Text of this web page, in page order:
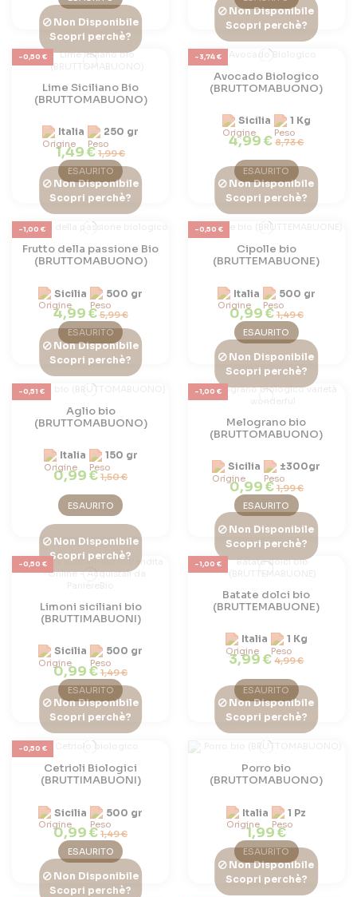
-0,50 €
Non Disponibile
Scopri perchè?
Lime Siciliano Bio
(BRUTTOMABUONO)
Italia 250 gr
1,49 €1,99 €
ESAURITO
-3,74 €
Non Disponibile
Scopri perchè?
Avocado Biologico
(BRUTTOMABUONO)
Sicilia 1 Kg
4,99 €8,73 €
ESAURITO
-1,00 €
Non Disponibile
Scopri perchè?
Frutto della passione Bio
(BRUTTOMABUONO)
Sicilia 500 gr
4,99 €5,99 €
ESAURITO
-0,50 €
Non Disponibile
Scopri perchè?
Cipolle bio
(BRUTTEMABUONE)
Italia 500 gr
0,99 €1,49 €
ESAURITO
-0,51 €
Non Disponibile
Scopri perchè?
Aglio bio
(BRUTTOMABUONO)
Italia 150 gr
0,99 €1,50 €
ESAURITO
-1,00 €
Non Disponibile
Scopri perchè?
Melograno bio
(BRUTTOMABUONO)
Sicilia ±300gr
0,99 €1,99 €
ESAURITO
-0,50 €
Non Disponibile
Scopri perchè?
Limoni siciliani bio
(BRUTTIMABUONI)
Sicilia 500 gr
0,99 €1,49 €
ESAURITO
-1,00 €
Non Disponibile
Scopri perchè?
Batate dolci bio
(BRUTTEMABUONE)
Italia 1 Kg
3,99 €4,99 €
ESAURITO
-0,50 €
Non Disponibile
Scopri perchè?
Cetrioli Biologici
(BRUTTIMABUONI)
Sicilia 500 gr
0,99 €1,49 €
ESAURITO
Non Disponibile
Scopri perchè?
Porro bio
(BRUTTOMABUONO)
Italia 1 Pz
1,99 €
ESAURITO
Non Disponibile
Scopri perchè?
Non Disponibile
Scopri perchè?